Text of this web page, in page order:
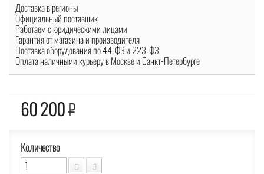
Доставка в регионы
Официальный поставщик
Работаем с юридическими лицами
Гарантия от магазина и производителя
Поставка оборудования по 44-ФЗ и 223-ФЗ
Оплата наличными курьеру в Москве и Санкт-Петербурге
60 200₽
Количество